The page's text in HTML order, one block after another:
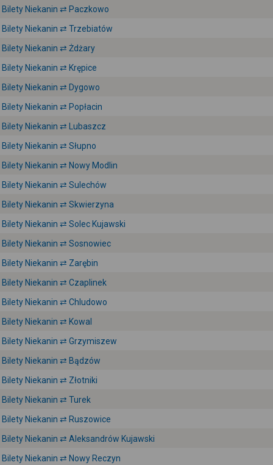
Bilety Niekanin ⇄ Paczkowo
Bilety Niekanin ⇄ Trzebiatów
Bilety Niekanin ⇄ Żdżary
Bilety Niekanin ⇄ Krępice
Bilety Niekanin ⇄ Dygowo
Bilety Niekanin ⇄ Popłacin
Bilety Niekanin ⇄ Lubaszcz
Bilety Niekanin ⇄ Słupno
Bilety Niekanin ⇄ Nowy Modlin
Bilety Niekanin ⇄ Sulechów
Bilety Niekanin ⇄ Skwierzyna
Bilety Niekanin ⇄ Solec Kujawski
Bilety Niekanin ⇄ Sosnowiec
Bilety Niekanin ⇄ Zarębin
Bilety Niekanin ⇄ Czaplinek
Bilety Niekanin ⇄ Chludowo
Bilety Niekanin ⇄ Kowal
Bilety Niekanin ⇄ Grzymiszew
Bilety Niekanin ⇄ Bądzów
Bilety Niekanin ⇄ Złotniki
Bilety Niekanin ⇄ Turek
Bilety Niekanin ⇄ Ruszowice
Bilety Niekanin ⇄ Aleksandrów Kujawski
Bilety Niekanin ⇄ Nowy Reczyn